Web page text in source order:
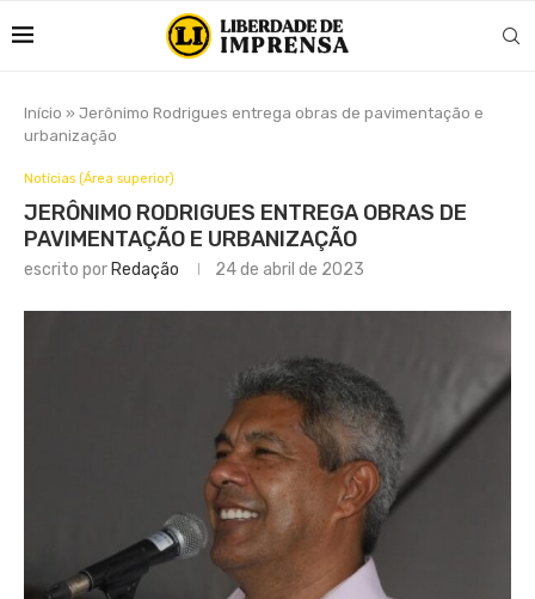
Início » Jerônimo Rodrigues entrega obras de pavimentação e
urbanização
Notícias (Área superior)
JERÔNIMO RODRIGUES ENTREGA OBRAS DE
PAVIMENTAÇÃO E URBANIZAÇÃO
escrito por Redação 24 de abril de 2023